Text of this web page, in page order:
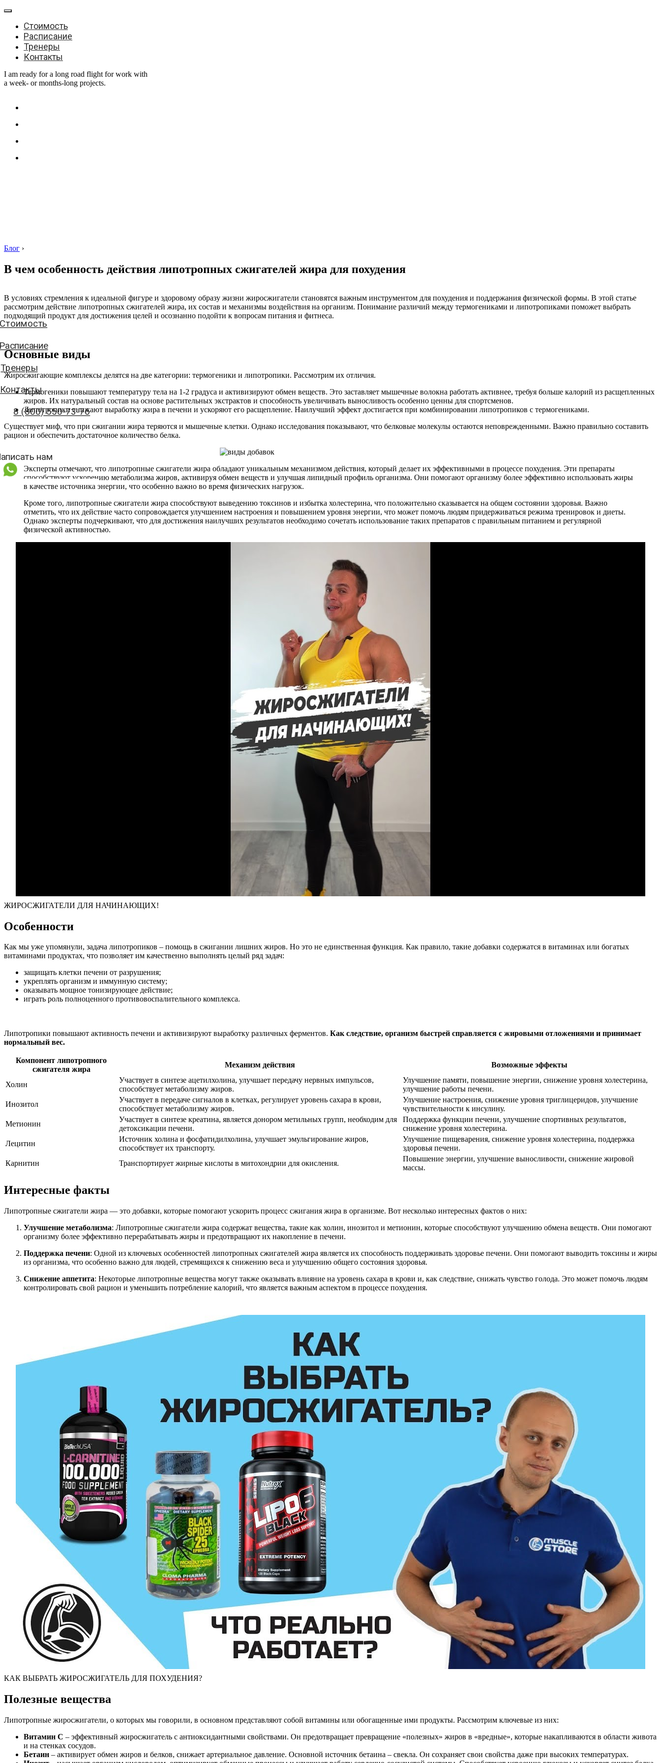
Стоимость
Расписание
Тренеры
Контакты
I am ready for a long road flight for work with
a week- or months-long projects.
Тренеры
Контакты
8 (800) 550-73-76
нам
Блог ›
В чем особенность действия липотропных сжигателей жира для похудения
В условиях стремления к идеальной фигуре и здоровому образу жизни жиросжигатели становятся важным инструментом для похудения и поддержания физической формы. В этой статье
рассмотрим действие липотропных сжигателей жира, их состав и механизмы воздействия на организм. Понимание различий между термогениками и липотропиками поможет выбрать
подходящий продукт для достижения целей и осознанно подойти к вопросам питания и фитнеса.
Основные виды
Жиросжигающие комплексы делятся на две категории: термогеники и липотропики. Рассмотрим их отличия.
Термогеники повышают температуру тела на 1-2 градуса и активизируют обмен веществ. Это заставляет мышечные волокна работать активнее, требуя больше калорий из расщепленных
жиров. Их натуральный состав на основе растительных экстрактов и способность увеличивать выносливость особенно ценны для спортсменов.
Липотропики снижают выработку жира в печени и ускоряют его расщепление. Наилучший эффект достигается при комбинировании липотропиков с термогениками.
Существует миф, что при сжигании жира теряются и мышечные клетки. Однако исследования показывают, что белковые молекулы остаются неповрежденными. Важно правильно составить
рацион и обеспечить достаточное количество белка.
Эксперты отмечают, что липотропные сжигатели жира обладают уникальным механизмом действия, который делает их эффективными в процессе похудения. Эти препараты
способствуют ускорению метаболизма жиров, активируя обмен веществ и улучшая липидный профиль организма. Они помогают организму более эффективно использовать жиры
в качестве источника энергии, что особенно важно во время физических нагрузок.
Кроме того, липотропные сжигатели жира способствуют выведению токсинов и избытка холестерина, что положительно сказывается на общем состоянии здоровья. Важно
отметить, что их действие часто сопровождается улучшением настроения и повышением уровня энергии, что может помочь людям придерживаться режима тренировок и диеты.
Однако эксперты подчеркивают, что для достижения наилучших результатов необходимо сочетать использование таких препаратов с правильным питанием и регулярной
физической активностью.
ЖИРОСЖИГАТЕЛИ ДЛЯ НАЧИНАЮЩИХ!
Особенности
Как мы уже упомянули, задача липотропиков – помощь в сжигании лишних жиров. Но это не единственная функция. Как правило, такие добавки содержатся в витаминах или богатых
витаминами продуктах, что позволяет им качественно выполнять целый ряд задач:
защищать клетки печени от разрушения;
укреплять организм и иммунную систему;
оказывать мощное тонизирующее действие;
играть роль полноценного противовоспалительного комплекса.
Липотропики повышают активность печени и активизируют выработку различных ферментов. Как следствие, организм быстрей справляется с жировыми отложениями и принимает
нормальный вес.
Компонент липотропного
сжигателя жира
Механизм действия Возможные эффекты
Холин
Участвует в синтезе ацетилхолина, улучшает передачу нервных импульсов,
способствует метаболизму жиров.
Улучшение памяти, повышение энергии, снижение уровня холестерина,
улучшение работы печени.
Инозитол
Участвует в передаче сигналов в клетках, регулирует уровень сахара в крови,
способствует метаболизму жиров.
Улучшение настроения, снижение уровня триглицеридов, улучшение
чувствительности к инсулину.
Метионин
Участвует в синтезе креатина, является донором метильных групп, необходим для
детоксикации печени.
Поддержка функции печени, улучшение спортивных результатов,
снижение уровня холестерина.
Лецитин
Источник холина и фосфатидилхолина, улучшает эмульгирование жиров,
способствует их транспорту.
Улучшение пищеварения, снижение уровня холестерина, поддержка
здоровья печени.
Карнитин
Транспортирует жирные кислоты в митохондрии для окисления.
Повышение энергии, улучшение выносливости, снижение жировой
массы.
Интересные факты
Липотропные сжигатели жира — это добавки, которые помогают ускорить процесс сжигания жира в организме. Вот несколько интересных фактов о них:
Улучшение метаболизма: Липотропные сжигатели жира содержат вещества, такие как холин, инозитол и метионин, которые способствуют улучшению обмена веществ. Они помогают
организму более эффективно перерабатывать жиры и предотвращают их накопление в печени.
Поддержка печени: Одной из ключевых особенностей липотропных сжигателей жира является их способность поддерживать здоровье печени. Они помогают выводить токсины и жиры
из организма, что особенно важно для людей, стремящихся к снижению веса и улучшению общего состояния здоровья.
Снижение аппетита: Некоторые липотропные вещества могут также оказывать влияние на уровень сахара в крови и, как следствие, снижать чувство голода. Это может помочь людям
контролировать свой рацион и уменьшить потребление калорий, что является важным аспектом в процессе похудения.
КАК ВЫБРАТЬ ЖИРОСЖИГАТЕЛЬ ДЛЯ ПОХУДЕНИЯ?
Полезные вещества
Липотропные жиросжигатели, о которых мы говорили, в основном представляют собой витамины или обогащенные ими продукты. Рассмотрим ключевые из них:
Витамин С – эффективный жиросжигатель с антиоксидантными свойствами. Он предотвращает превращение «полезных» жиров в «вредные», которые накапливаются в области живота
и на стенках сосудов.
Бетаин – активирует обмен жиров и белков, снижает артериальное давление. Основной источник бетаина – свекла. Он сохраняет свои свойства даже при высоких температурах.